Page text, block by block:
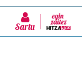
Sartu